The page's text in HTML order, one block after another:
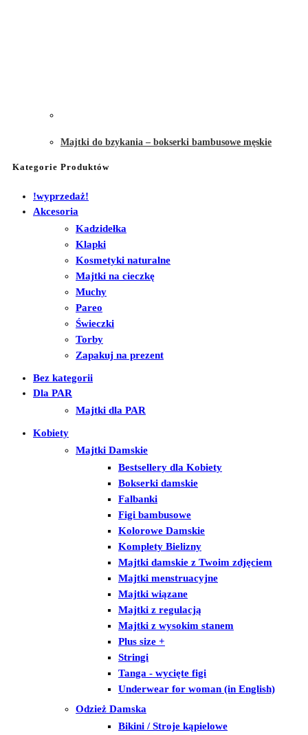
Majtki do bzykania – bokserki bambusowe męskie
Kategorie Produktów
!wyprzedaż!
Akcesoria
Kadzidełka
Klapki
Kosmetyki naturalne
Majtki na cieczkę
Muchy
Pareo
Świeczki
Torby
Zapakuj na prezent
Bez kategorii
Dla PAR
Majtki dla PAR
Kobiety
Majtki Damskie
Bestsellery dla Kobiety
Bokserki damskie
Falbanki
Figi bambusowe
Kolorowe Damskie
Komplety Bielizny
Majtki damskie z Twoim zdjęciem
Majtki menstruacyjne
Majtki wiązane
Majtki z regulacją
Majtki z wysokim stanem
Plus size +
Stringi
Tanga - wycięte figi
Underwear for woman (in English)
Odzież Damska
Bikini / Stroje kąpielowe